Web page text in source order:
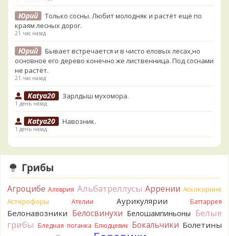
Юрий
Только сосны. Любит молодняк и растёт ещё по
краям лесных дорог.
21 час назад
Юрий
Бывает встречается и в чисто еловых лесах,но
основное его дерево конечно же лиственница. Под соснами
не растёт.
21 час назад
Katya20 Зарлдыш мухомора.
1 день назад
Katya20 Навозник.
1 день назад
Verona Скорее всего он.
2 дня назад
Verona
2 дня назад
Verona
Рядовка мыльная, судя по пластинкам.
Правильно сделали, что не взяли.
2 дня назад
Грибы
Агроцибе Алеврия Альбатреллусы Аррении Аскокорине
Астерофоры
Ателии Аурикулярии Баттаррея
Белонавозники Белосвинухи Белошампиньоны Белые
грибы Бледная поганка Блюдцевик Бокальчики Болетины